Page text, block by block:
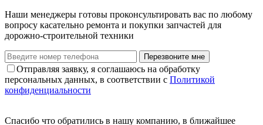
Наши менеджеры готовы проконсультировать вас по любому
вопросу касательно ремонта и покупки запчастей для
дорожно-строительной техники
Перезвоните мне
Отправляя заявку, я соглашаюсь на обработку
персональных данных, в соответствии с Политикой
конфиденциальности
Спасибо что обратились в нашу компанию, в ближайшее